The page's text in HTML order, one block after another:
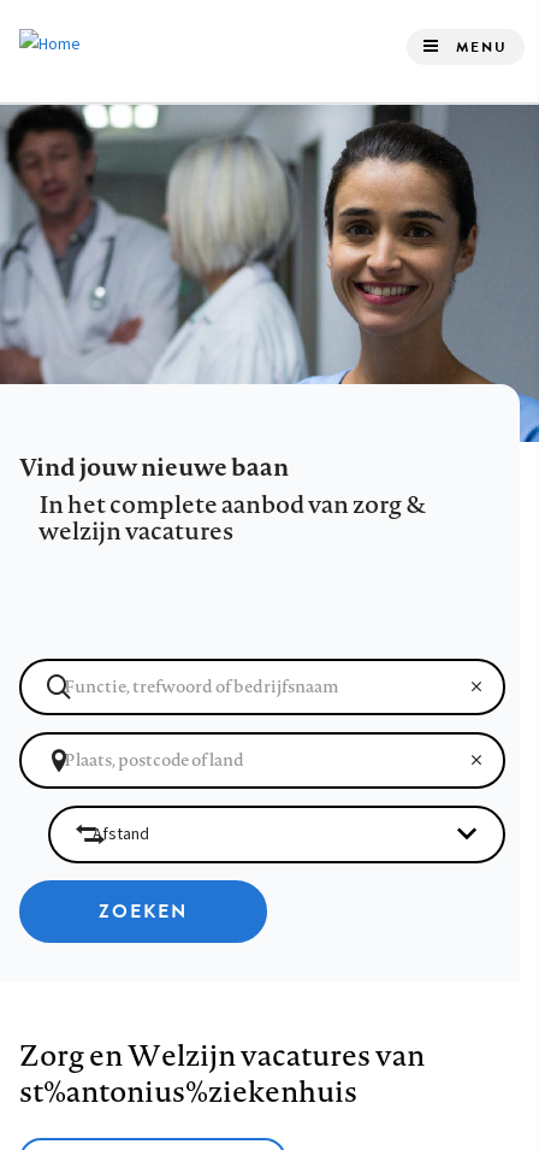
de
inhoud
gaan
MENU
Vind jouw nieuwe baan
In het complete aanbod van zorg &
welzijn vacatures
ZOEKEN
Zorg en Welzijn vacatures van
st%antonius%ziekenhuis